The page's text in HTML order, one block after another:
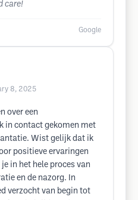
care!
Google
8, 2025
over een
in contact gekomen met
Wist gelijk dat ik
positieve ervaringen
in het hele proces van
en de nazorg. In
verzocht van begin tot